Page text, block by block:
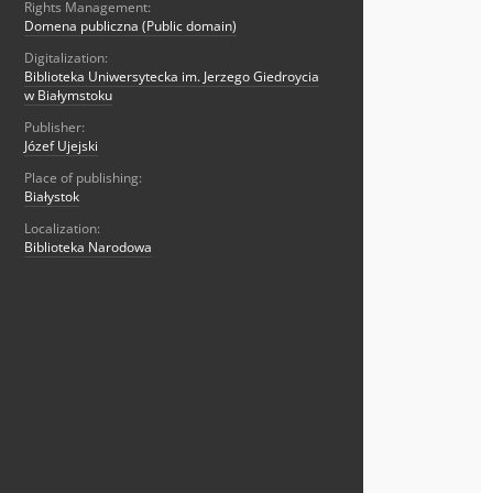
Rights Management:
Domena publiczna (Public domain)
Digitalization:
Biblioteka Uniwersytecka im. Jerzego Giedroycia
w Białymstoku
Publisher:
Józef Ujejski
Place of publishing:
Białystok
Localization:
Biblioteka Narodowa